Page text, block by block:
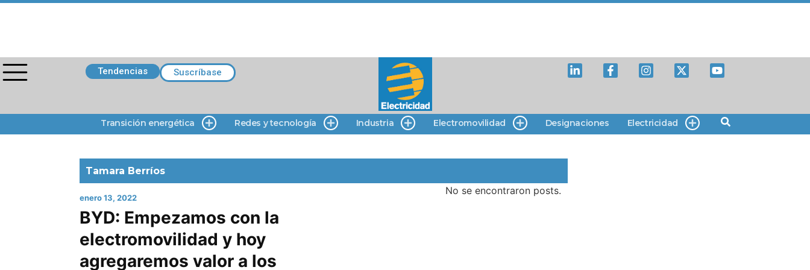
Tendencias Suscríbase
Transición energética Redes y tecnología Industria Electromovilidad Designaciones Electricidad
Tamara Berríos
enero 13, 2022
BYD: Empezamos con la
electromovilidad y hoy
agregaremos valor a los
No se encontraron posts.